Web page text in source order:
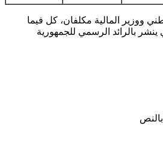
ووزير المالية مكلفان، كل فيما
ينشر بالرائد الرسمي للجمهورية